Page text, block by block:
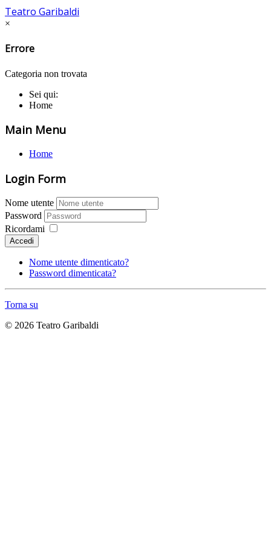
Teatro Garibaldi
×
Errore
Categoria non trovata
Sei qui:
Home
Main Menu
Home
Login Form
Nome utente
Password
Ricordami
Accedi
Nome utente dimenticato?
Password dimenticata?
Torna su
© 2026 Teatro Garibaldi